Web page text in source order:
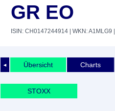
GR EO
ISIN: CH0147244914 | WKN: A1MLG9
◄ Übersicht Charts
STOXX